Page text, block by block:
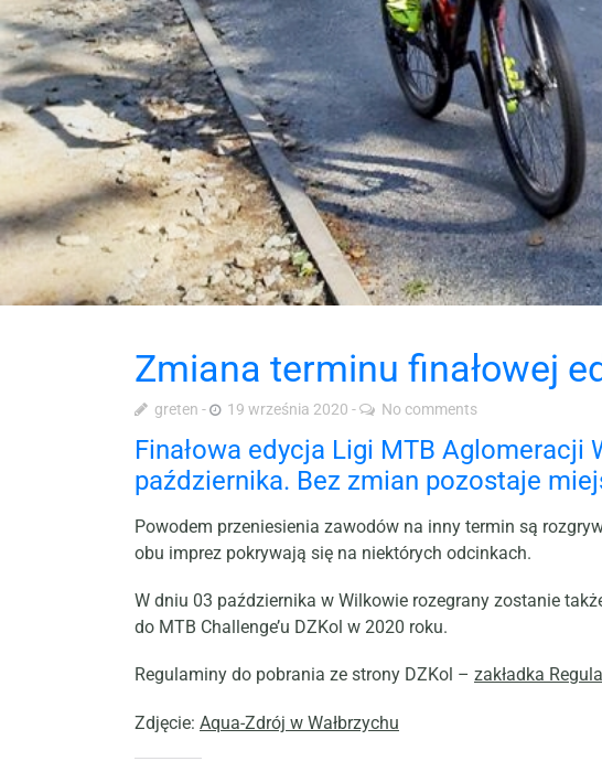
Zmiana terminu finałowej
greten 19 września 2020 No comments
Finałowa edycja Ligi MTB Aglomeracji
października. Bez zmian pozostaje
Powodem przeniesienia zawodów na inny termin są
obu imprez pokrywają się na niektórych odcinkach.
W dniu 03 października w Wilkowie rozegrany zostanie
do MTB Challenge’u DZKol w 2020 roku.
Regulaminy do pobrania ze strony DZKol – zakładka
Zdjęcie: Aqua-Zdrój w Wałbrzychu